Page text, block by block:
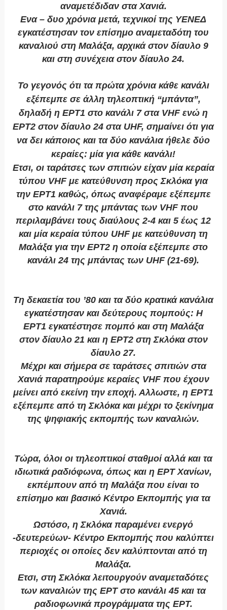
αναμετέδιδαν στα Χανιά.
Ενα – δυο χρόνια μετά, τεχνικοί της ΥΕΝΕΔ
εγκατέστησαν τον επίσημο αναμεταδότη του
καναλιού στη Μαλάξα, αρχικά στον δίαυλο 9
και στη συνέχεια στον δίαυλο 24.
Το γεγονός ότι τα πρώτα χρόνια κάθε κανάλι
εξέπεμπε σε άλλη τηλεοπτική “μπάντα”,
δηλαδή η ΕΡΤ1 στο κανάλι 7 στα VHF ενώ η
ΕΡΤ2 στον δίαυλο 24 στα UHF, σημαίνει ότι για
να δει κάποιος και τα δύο κανάλια ήθελε δύο
κεραίες: μία για κάθε κανάλι!
Ετσι, οι ταράτσες των σπιτιών είχαν μία κεραία
τύπου VHF με κατεύθυνση προς Σκλόκα για
την ΕΡΤ1 καθώς, όπως αναφέραμε εξέπεμπε
στο κανάλι 7 της μπάντας των VHF που
περιλαμβάνει τους διαύλους 2-4 και 5 έως 12
και μία κεραία τύπου UHF με κατεύθυνση τη
Μαλάξα για την ΕΡΤ2 η οποία εξέπεμπε στο
κανάλι 24 της μπάντας των UHF (21-69).
Τη δεκαετία του ’80 και τα δύο κρατικά κανάλια
εγκατέστησαν και δεύτερους πομπούς: Η
ΕΡΤ1 εγκατέστησε πομπό και στη Μαλάξα
στον δίαυλο 21 και η ΕΡΤ2 στη Σκλόκα στον
δίαυλο 27.
Μέχρι και σήμερα σε ταράτσες σπιτιών στα
Χανιά παρατηρούμε κεραίες VHF που έχουν
μείνει από εκείνη την εποχή. Αλλωστε, η ΕΡΤ1
εξέπεμπε από τη Σκλόκα και μέχρι το ξεκίνημα
της ψηφιακής εκπομπής των καναλιών.
Τώρα, όλοι οι τηλεοπτικοί σταθμοί αλλά και τα
ιδιωτικά ραδιόφωνα, όπως και η ΕΡΤ Χανίων,
εκπέμπουν από τη Μαλάξα που είναι το
επίσημο και βασικό Κέντρο Εκπομπής για τα
Χανιά.
Ωστόσο, η Σκλόκα παραμένει ενεργό
-δευτερεύων- Κέντρο Εκπομπής που καλύπτει
περιοχές οι οποίες δεν καλύπτονται από τη
Μαλάξα.
Ετσι, στη Σκλόκα λειτουργούν αναμεταδότες
των καναλιών της ΕΡΤ στο κανάλι 45 και τα
ραδιοφωνικά προγράμματα της ΕΡΤ.